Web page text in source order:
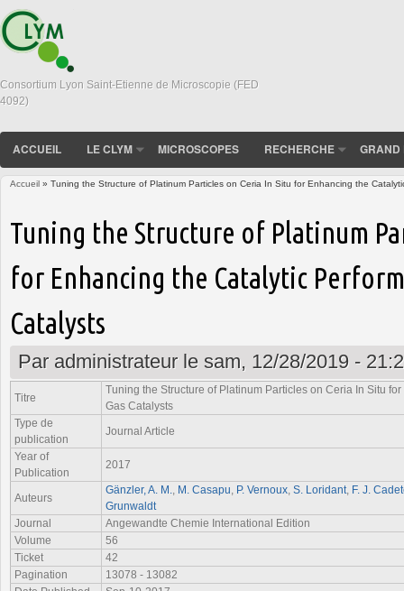
Consortium Lyon Saint-Etienne de Microscopie (FED
4092)
ACCUEIL LE CLYM MICROSCOPES RECHERCHE GRAND
Accueil » Tuning the Structure of Platinum Particles on Ceria In Situ for Enhancing the
Tuning the Structure of Platinum
for Enhancing the Catalytic
Catalysts
Par administrateurle sam, 12/28/2019 -
Titre
Tuning the Structure of Platinum Particles on Ceria In Situ
Gas Catalysts
Type de
publication
Journal Article
Year of
Publication
2017
Auteurs
Gänzler, A. M. M. Casapu P. Vernoux S. Loridant F. J.
Grunwaldt
Journal
Angewandte Chemie International Edition
Volume
56
Ticket
42
Pagination
13078 - 13082